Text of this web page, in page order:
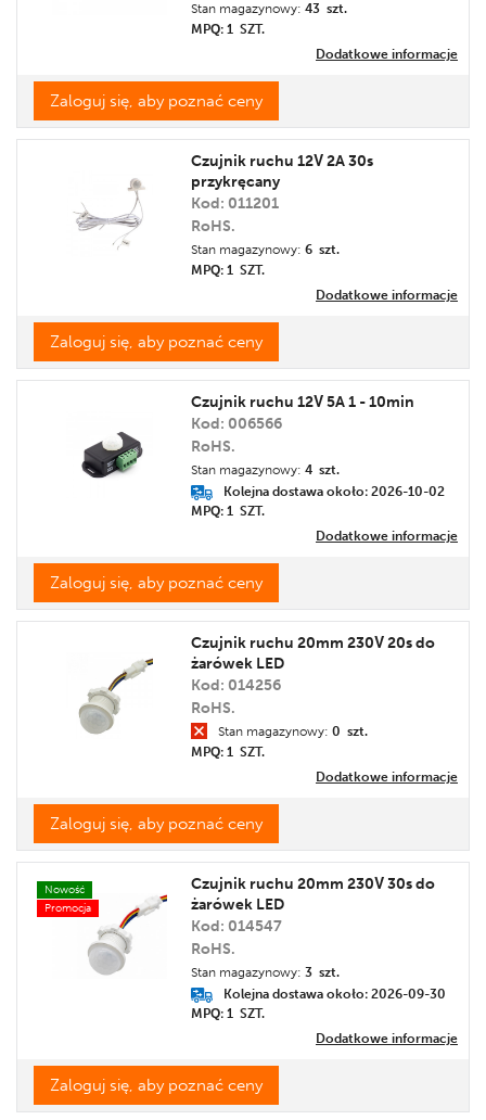
Stan magazynowy: 43 szt.
MPQ: 1 SZT.
Dodatkowe informacje
Zaloguj się, aby poznać ceny
Czujnik ruchu 12V 2A 30s
przykręcany
Kod: 011201
RoHS.
Stan magazynowy: 6 szt.
MPQ: 1 SZT.
Dodatkowe informacje
Zaloguj się, aby poznać ceny
Czujnik ruchu 12V 5A 1 - 10min
Kod: 006566
RoHS.
Kolejna dostawa około: 2026-10-02
Stan magazynowy: 4 szt.
MPQ: 1 SZT.
Dodatkowe informacje
Zaloguj się, aby poznać ceny
Czujnik ruchu 20mm 230V 20s do
żarówek LED
Kod: 014256
RoHS.
Stan magazynowy: 0 szt.
MPQ: 1 SZT.
Dodatkowe informacje
Zaloguj się, aby poznać ceny
Nowość
Promocja
Czujnik ruchu 20mm 230V 30s do
żarówek LED
Kod: 014547
RoHS.
Kolejna dostawa około: 2026-09-30
Stan magazynowy: 3 szt.
MPQ: 1 SZT.
Dodatkowe informacje
Zaloguj się, aby poznać ceny